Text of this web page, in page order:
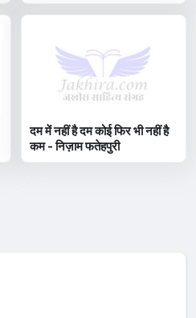
दम में नहीं है दम कोई फिर भी नहीं है
कम - निज़ाम फतेहपुरी